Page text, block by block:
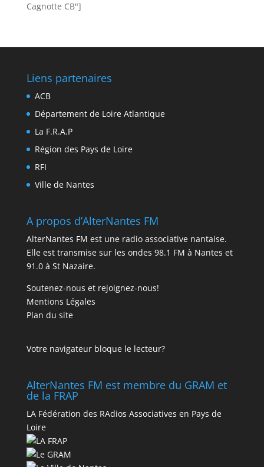
Cagnotte CB"]
Liens partenaires
ACB
Département de Loire Atlantique
La F.R.A.P
Région des Pays de Loire
RFI
Ville de Nantes
A propos d’AlterNantes FM
AlterNantes FM est une radio associative nantaise.
Elle est transmise sur les ondes 98.1 FM à Nantes et
91.0 à St Nazaire.
Soutenez-nous et rejoignez-nous!
Mentions Légales
Plan du site
Votre navigateur bloque le lecteur?
AlterNantes FM est membre du GRAM et
de la FRAP
LA Fédération des RAdios Associatives en Pays de
Loire